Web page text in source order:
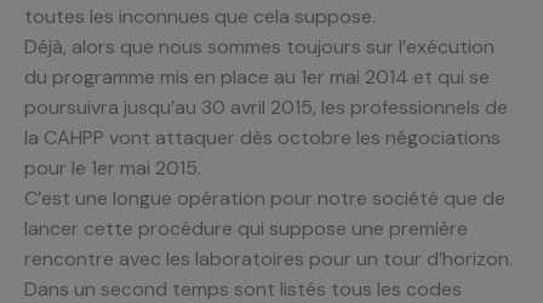
toutes les inconnues que cela suppose.
Déjà, alors que nous sommes toujours sur l’exécution
du programme mis en place au 1er mai 2014 et qui se
poursuivra jusqu’au 30 avril 2015, les professionnels de
la CAHPP vont attaquer dès octobre les négociations
pour le 1er mai 2015.
C’est une longue opération pour notre société que de
lancer cette procédure qui suppose une première
rencontre avec les laboratoires pour un tour d’horizon.
Dans un second temps sont listés tous les codes